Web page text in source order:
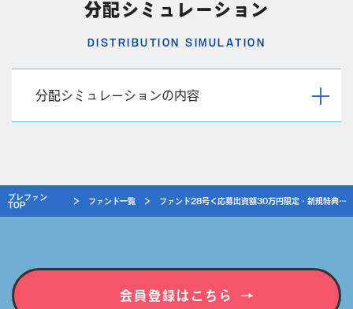
３.不動産およびその他のリスク
の増大等により、元本割れするリスクがあります
陥、瑕疵に関するリスク
・本契約の解除又は譲渡に制限があることに関するリスク
リスクの詳細につきましては、「成立前書面 兼 重要事項説明書」の
分配シミュレーション
DISTRIBUTION SIMULATION
分配シミュレーションの内容
プレファン
TOP
＞ ファンド一覧 ＞ ファンド28号＜応募出資額30万円限定・新規特典付＞
会員登録はこちら